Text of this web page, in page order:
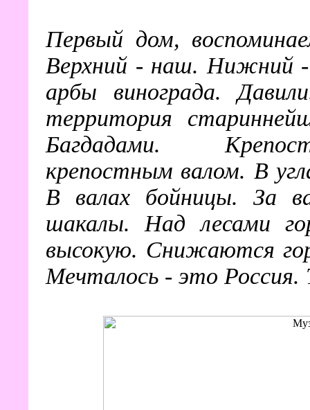
Первый дом,
Верхний - наш. Нижний -
арбы винограда.
территория
Багдадами.
крепостным валом. В
В валах бойницы. За
шакалы. Над лесами
высокую. Снижаются
Мечталось - это Россия.